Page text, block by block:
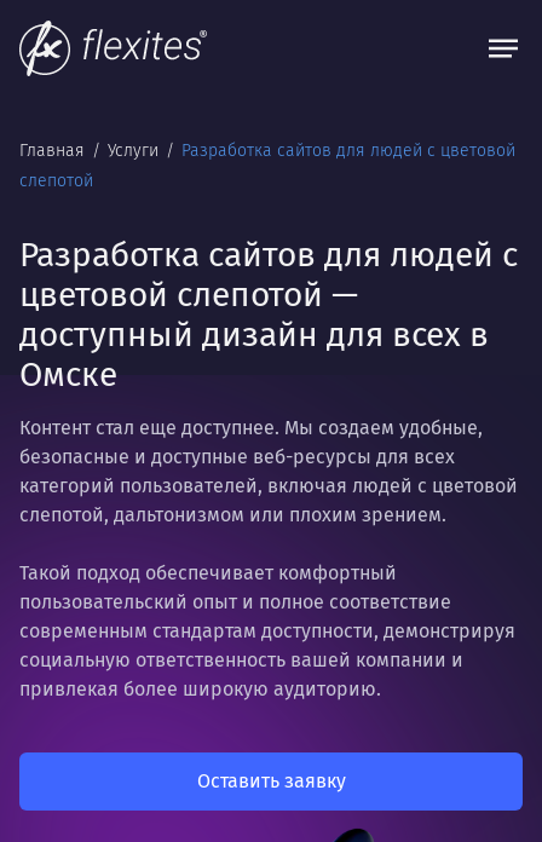
Главная Услуги
Разработка сайтов для людей с цветовой
слепотой
Разработка сайтов для людей с
цветовой слепотой —
доступный дизайн для всех в
Омске
Контент стал еще доступнее. Мы создаем удобные,
безопасные и доступные веб-ресурсы для всех
категорий пользователей, включая людей с цветовой
слепотой, дальтонизмом или плохим зрением.
Такой подход обеспечивает комфортный
пользовательский опыт и полное соответствие
современным стандартам доступности, демонстрируя
социальную ответственность вашей компании и
привлекая более широкую аудиторию.
Оставить заявку